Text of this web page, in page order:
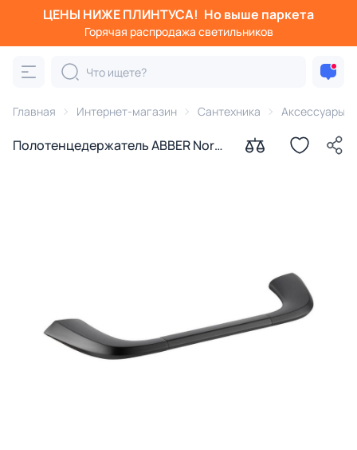
ЦЕНЫ НИЖЕ ПЛИНТУСА! Но выше паркета
Горячая распродажа светильников
Главная Интернет-магазин Сантехника Аксессуары
Полотенцедержатель ABBER Nord